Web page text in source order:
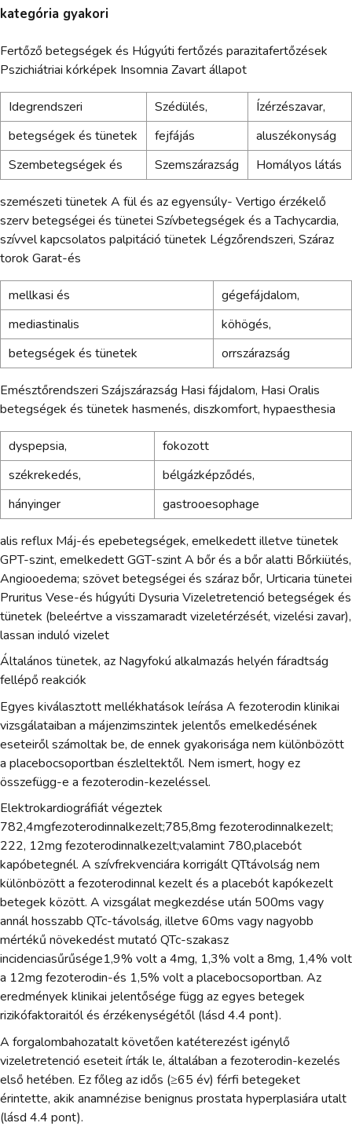
kategória gyakori
Fertőző betegségek és Húgyúti fertőzés parazitafertőzések
Pszichiátriai kórképek Insomnia Zavart állapot
Idegrendszeri Szédülés,
Ízérzészavar,
betegségek és tünetek
fejfájás
aluszékonyság
Szembetegségek és
Szemszárazság Homályos látás
szemészeti tünetek A fül és az egyensúly- Vertigo érzékelő
szerv betegségei és tünetei Szívbetegségek és a Tachycardia,
szívvel kapcsolatos palpitáció tünetek Légzőrendszeri, Száraz
torok Garat-és
mellkasi és
gégefájdalom,
mediastinalis
köhögés,
betegségek és tünetek
orrszárazság
Emésztőrendszeri Szájszárazság Hasi fájdalom, Hasi Oralis
betegségek és tünetek hasmenés, diszkomfort, hypaesthesia
dyspepsia,
fokozott
székrekedés,
bélgázképződés,
hányinger
gastrooesophage
alis reflux Máj-és epebetegségek, emelkedett illetve tünetek
GPT-szint, emelkedett GGT-szint A bőr és a bőr alatti Bőrkiütés,
Angiooedema; szövet betegségei és száraz bőr, Urticaria tünetei
Pruritus Vese-és húgyúti Dysuria Vizeletretenció betegségek és
tünetek (beleértve a visszamaradt vizeletérzését, vizelési zavar),
lassan induló vizelet
Általános tünetek, az Nagyfokú alkalmazás helyén fáradtság
fellépő reakciók
Egyes kiválasztott mellékhatások leírása A fezoterodin klinikai
vizsgálataiban a májenzimszintek jelentős emelkedésének
eseteiről számoltak be, de ennek gyakorisága nem különbözött
a placebocsoportban észleltektől. Nem ismert, hogy ez
összefügg-e a fezoterodin-kezeléssel.
Elektrokardiográfiát végeztek
782,4mgfezoterodinnalkezelt;785,8mg fezoterodinnalkezelt;
222, 12mg fezoterodinnalkezelt;valamint 780,placebót
kapóbetegnél. A szívfrekvenciára korrigált QTtávolság nem
különbözött a fezoterodinnal kezelt és a placebót kapókezelt
betegek között. A vizsgálat megkezdése után 500ms vagy
annál hosszabb QTc-távolság, illetve 60ms vagy nagyobb
mértékű növekedést mutató QTc-szakasz
incidenciasűrűsége1,9% volt a 4mg, 1,3% volt a 8mg, 1,4% volt
a 12mg fezoterodin-és 1,5% volt a placebocsoportban. Az
eredmények klinikai jelentősége függ az egyes betegek
rizikófaktoraitól és érzékenységétől (lásd 4.4 pont).
A forgalombahozatalt követően katéterezést igénylő
vizeletretenció eseteit írták le, általában a fezoterodin-kezelés
első hetében. Ez főleg az idős (≥65 év) férfi betegeket
érintette, akik anamnézise benignus prostata hyperplasiára utalt
(lásd 4.4 pont).